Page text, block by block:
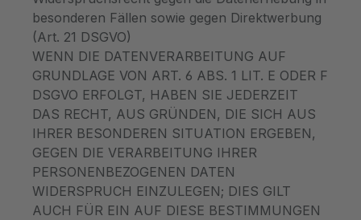
besonderen Fällen sowie gegen Direktwerbung
(Art. 21 DSGVO)
WENN DIE DATENVERARBEITUNG AUF
GRUNDLAGE VON ART. 6 ABS. 1 LIT. E ODER F
DSGVO ERFOLGT, HABEN SIE JEDERZEIT
DAS RECHT, AUS GRÜNDEN, DIE SICH AUS
IHRER BESONDEREN SITUATION ERGEBEN,
GEGEN DIE VERARBEITUNG IHRER
PERSONENBEZOGENEN DATEN
WIDERSPRUCH EINZULEGEN; DIES GILT
AUCH FÜR EIN AUF DIESE BESTIMMUNGEN